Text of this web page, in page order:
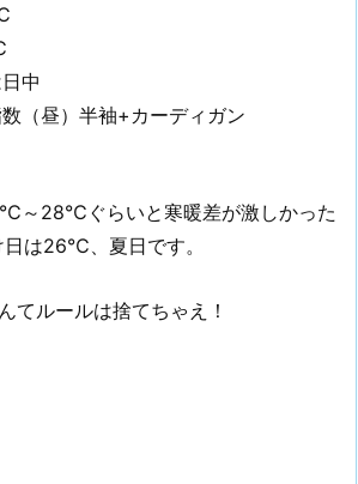
中
（昼）半袖+カーディガン
～28℃ぐらいと寒暖差が激しかった
は26℃、夏日です。
てルールは捨てちゃえ！